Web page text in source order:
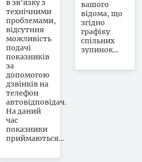
в зв'язку з
технічними
проблемами,
відсутння
можливість
подачі
показників
за
допомогою
дзвінків на
телефон
автовідповідач.
На даний
час
показники
приймаються…
вашого
відома, що
згідно
графіку
спільних
зупинок…